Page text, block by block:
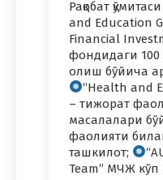
Рақобат
and Education
Financial
фондидаги
олиш бўйича
“Health and
– тижорат
масалалари
фаолияти
ташкилот;
Team” МЧЖ кўп